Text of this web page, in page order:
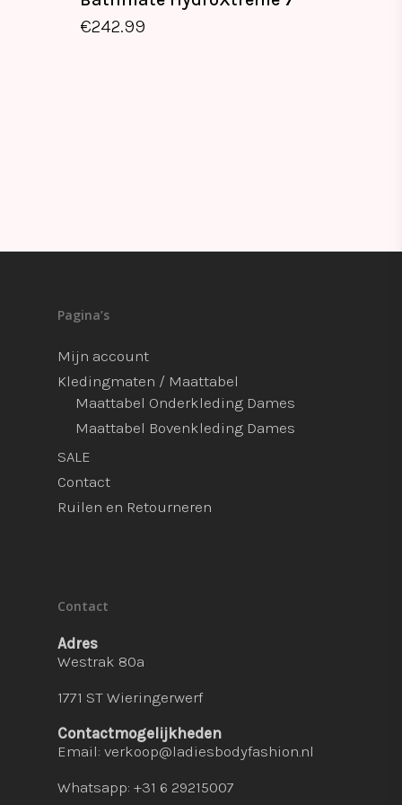
€242.99
€242.99
Pagina’s
Mijn account
Kledingmaten / Maattabel
Maattabel Onderkleding Dames
Maattabel Bovenkleding Dames
SALE
Contact
Ruilen en Retourneren
Contact
Adres
Westrak 80a
1771 ST Wieringerwerf
Contactmogelijkheden
Email: verkoop@ladiesbodyfashion.nl
Whatsapp: +31 6 29215007